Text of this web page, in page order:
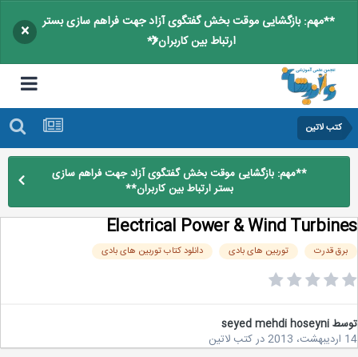
**مهم: بازگشایی موقت بخش گفتگوی آزاد جهت فراهم سازی بستر
ارتباط بین کاربران**
×
کتب لاتین
**مهم: بازگشایی موقت بخش گفتگوی آزاد جهت فراهم سازی
بستر ارتباط بین کاربران**
Electrical Power & Wind
قدرت توربین های بادی دانلود کتاب توربین های بادی
seyed mehdi hoseyni
درکتب لاتین